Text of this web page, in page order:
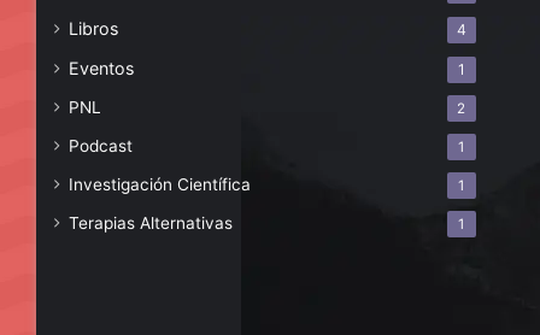
Libros 4
Eventos 1
PNL 2
Podcast 1
Investigación Científica 1
Terapias Alternativas 1